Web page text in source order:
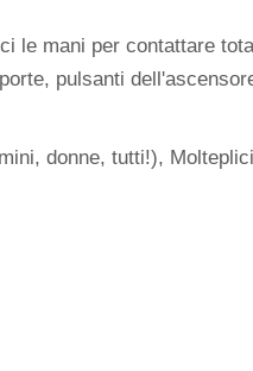
mani per contattare
pulsanti
donne, tutti!),